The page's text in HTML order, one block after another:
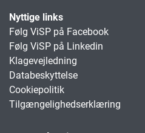
Nyttige links
Følg ViSP på Facebook
Følg ViSP på Linkedin
Klagevejledning
Databeskyttelse
Cookiepolitik
Tilgængelighedserklæring